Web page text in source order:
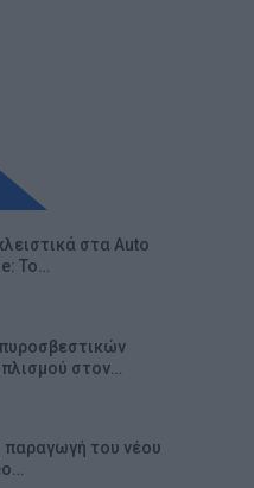
στα Auto
Το…
στον…
παραγωγή του νέου